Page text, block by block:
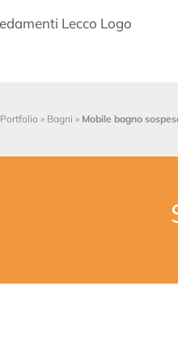
Portfolio » Bagni » Mobile bagno